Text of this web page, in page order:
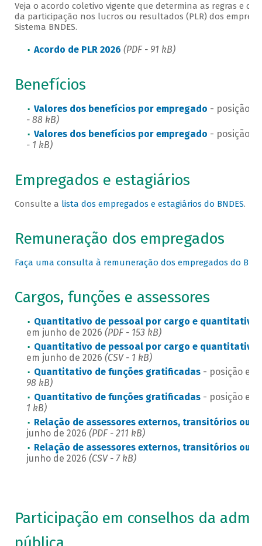
Veja o acordo coletivo vigente que determina as regras e
da participação nos lucros ou resultados (PLR) dos
Sistema BNDES.
Acordo de PLR 2026 (PDF - 91 kB)
Benefícios
Valores dos benefícios por empregado - posição
- 88 kB)
Valores dos benefícios por empregado - posição
- 1 kB)
Empregados e estagiários
Consulte a lista dos empregados e estagiários do BNDES.
Remuneração dos empregados
Faça uma consulta à remuneração dos empregados do
Cargos, funções e assessores
Quantitativo de pessoal por cargo e quantitativo
em junho de 2026 (PDF - 153 kB)
Quantitativo de pessoal por cargo e quantitativo
em junho de 2026 (CSV - 1 kB)
Quantitativo de funções gratificadas- posição em
98 kB)
Quantitativo de funções gratificadas- posição em
1 kB)
Relação de assessores externos, transitórios ou
junho de 2026 (PDF - 211 kB)
Relação de assessores externos, transitórios ou
junho de 2026 (CSV - 7 kB)
Participação em conselhos da